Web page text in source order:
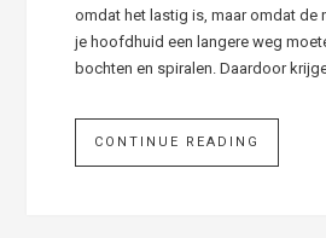
omdat het lastig is, maar omdat de
je hoofdhuid een langere weg
bochten en spiralen. Daardoor
CONTINUE READING